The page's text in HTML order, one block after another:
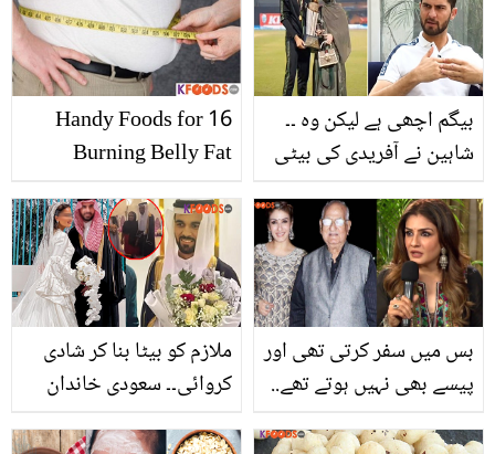
16 Handy Foods for
Burning Belly Fat
بیگم اچھی ہے لیکن وہ ۔۔
شاہین نے آفریدی کی بیٹی
کی؟ فاسٹ بالر نکاح کے بعد
پہلی مرتبہ سچ بتاتے ہوئے
ملازم کو بیٹا بنا کر شادی
کروائی۔۔ سعودی خاندان
بس میں سفر کرتی تھی اور
پیسے بھی نہیں ہوتے تھے..